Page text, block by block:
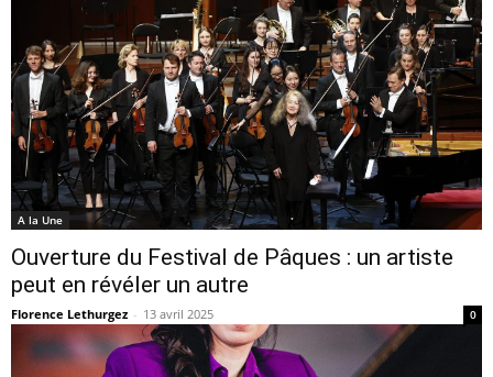
A la Une
Ouverture du Festival de Pâques : un artiste
peut en révéler un autre
Florence Lethurgez - 13 avril 2025 0